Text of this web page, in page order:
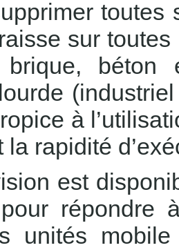
toutes
sur
brique, béton
à
la rapidité
est
unités